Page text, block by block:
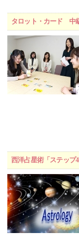
タロット・カード 中
西洋占星術「ステッ